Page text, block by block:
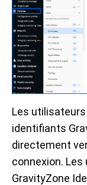
Les
identifiants
directement
connexion.
GravityZone